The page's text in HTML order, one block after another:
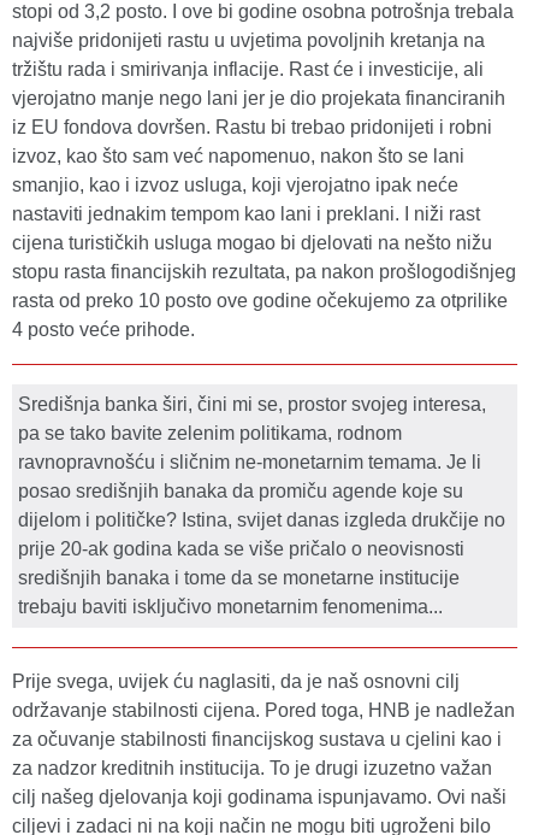
stopi od 3,2 posto. I ove bi godine osobna potrošnja trebala
najviše pridonijeti rastu u uvjetima povoljnih kretanja na
tržištu rada i smirivanja inflacije. Rast će i investicije, ali
vjerojatno manje nego lani jer je dio projekata financiranih
iz EU fondova dovršen. Rastu bi trebao pridonijeti i robni
izvoz, kao što sam već napomenuo, nakon što se lani
smanjio, kao i izvoz usluga, koji vjerojatno ipak neće
nastaviti jednakim tempom kao lani i preklani. I niži rast
cijena turističkih usluga mogao bi djelovati na nešto nižu
stopu rasta financijskih rezultata, pa nakon prošlogodišnjeg
rasta od preko 10 posto ove godine očekujemo za otprilike
4 posto veće prihode.
Središnja banka širi, čini mi se, prostor svojeg interesa,
pa se tako bavite zelenim politikama, rodnom
ravnopravnošću i sličnim ne-monetarnim temama. Je li
posao središnjih banaka da promiču agende koje su
dijelom i političke? Istina, svijet danas izgleda drukčije no
prije 20-ak godina kada se više pričalo o neovisnosti
središnjih banaka i tome da se monetarne institucije
trebaju baviti isključivo monetarnim fenomenima...
Prije svega, uvijek ću naglasiti, da je naš osnovni cilj
održavanje stabilnosti cijena. Pored toga, HNB je nadležan
za očuvanje stabilnosti financijskog sustava u cjelini kao i
za nadzor kreditnih institucija. To je drugi izuzetno važan
cilj našeg djelovanja koji godinama ispunjavamo. Ovi naši
ciljevi i zadaci ni na koji način ne mogu biti ugroženi bilo